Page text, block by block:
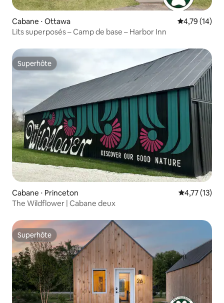
Cabane ⋅ Ottawa Évaluation
4,79 (14)
Lits superposés – Camp de base – Harbor Inn
Superhôte
Superhôte
Cabane ⋅ Princeton Évaluation
4,77 (13)
The Wildflower | Cabane deux
Superhôte
Superhôte